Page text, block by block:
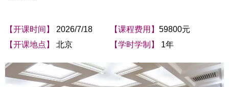
【开课时间】 2026/7/18 【课程费用】59800元
【开课地点】
北京 【学时学制】 1年